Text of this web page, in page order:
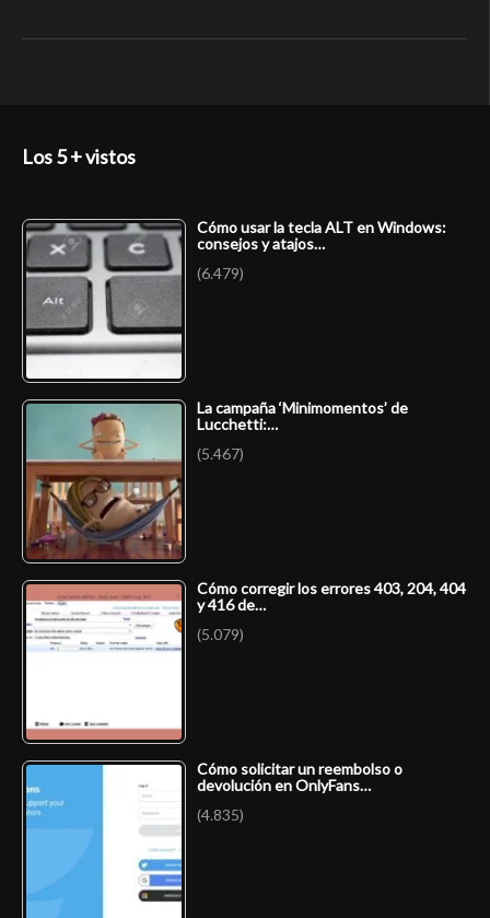
Los 5 + vistos
Cómo usar la tecla ALT en Windows:
consejos y atajos…
(6.479)
La campaña ‘Minimomentos’ de
Lucchetti:…
(5.467)
Cómo corregir los errores 403, 204, 404
y 416 de…
(5.079)
Cómo solicitar un reembolso o
devolución en OnlyFans…
(4.835)